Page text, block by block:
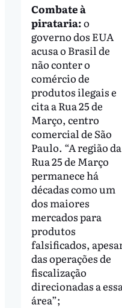
Combate à
pirataria:o
governo dos EUA
acusa o Brasil de
não conter o
comércio de
produtos ilegais e
cita a Rua 25 de
Março, centro
comercial de São
Paulo. “A região da
Rua 25 de Março
permanece há
décadas como um
dos maiores
mercados para
produtos
falsificados,
das operações de
fiscalização
direcionadas a essa
área”;